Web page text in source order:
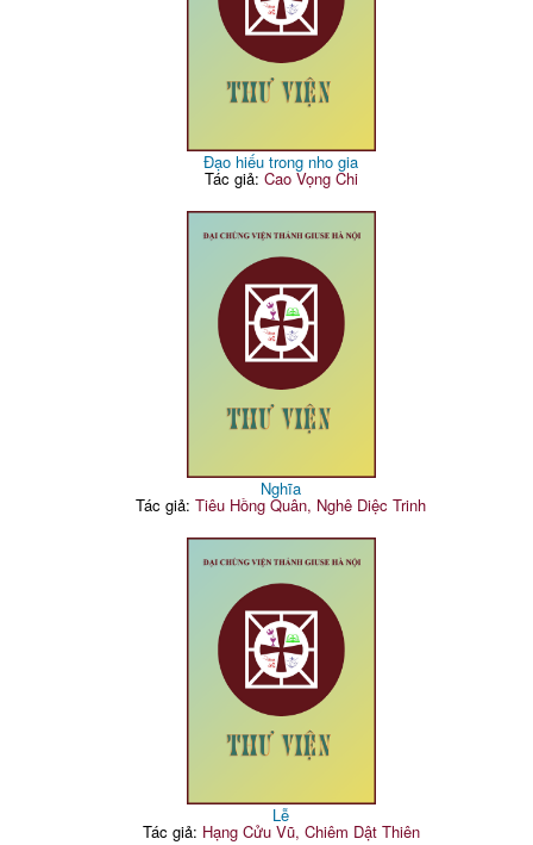
Đạo hiếu trong nho gia
Tác giả: Cao Vọng Chi
Nghĩa
Tác giả:Tiêu Hồng Quân, Nghê Diệc Trinh
Lễ
Tác giả: Hạng Cửu Vũ, Chiêm Dật Thiên